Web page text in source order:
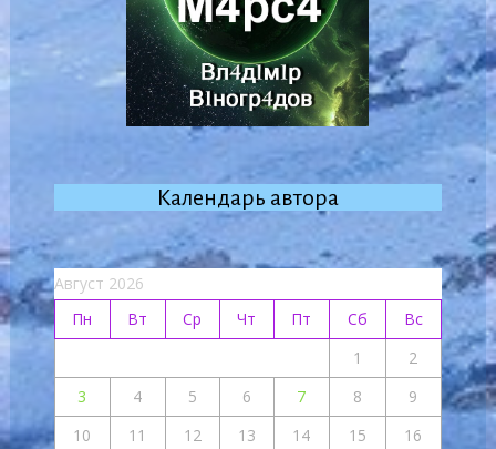
Календарь автора
Август 2026
Пн
Вт Ср Чт Пт Сб
Вс
1
2
3
4 5 6 7 8
9
10
11 12 13 14 15 16